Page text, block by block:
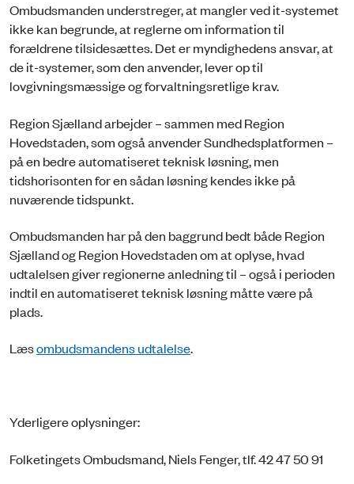
Ombudsmanden understreger, at mangler ved it-systemet
ikke kan begrunde, at reglerne om information til
forældrene tilsidesættes. Det er myndighedens ansvar, at
de it-systemer, som den anvender, lever op til
lovgivningsmæssige og forvaltningsretlige krav.
Region Sjælland arbejder – sammen med Region
Hovedstaden, som også anvender Sundhedsplatformen –
på en bedre automatiseret teknisk løsning, men
tidshorisonten for en sådan løsning kendes ikke på
nuværende tidspunkt.
Ombudsmanden har på den baggrund bedt både Region
Sjælland og Region Hovedstaden om at oplyse, hvad
udtalelsen giver regionerne anledning til – også i perioden
indtil en automatiseret teknisk løsning måtte være på
plads.
Læsombudsmandens udtalelse.
Yderligere oplysninger:
Folketingets Ombudsmand, Niels Fenger, tlf. 42 47 50 91